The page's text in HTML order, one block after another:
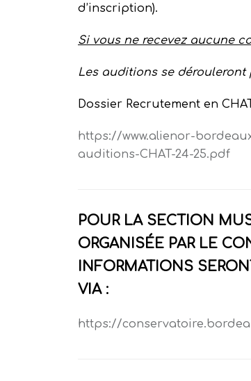
d’inscription).
Si vous ne recevez aucune
Les auditions se dérouleront
Dossier Recrutement en
https://www.alienor-
auditions-CHAT-24-25.pdf
POUR LA SECTION
ORGANISÉE PAR LE
INFORMATIONS
VIA :
https://